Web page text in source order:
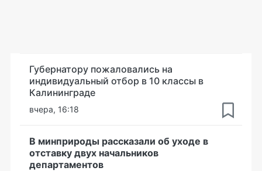
Губернатору пожаловались на
индивидуальный отбор в 10 классы в
Калининграде
вчера, 16:18
В минприроды рассказали об уходе в
отставку двух начальников
департаментов